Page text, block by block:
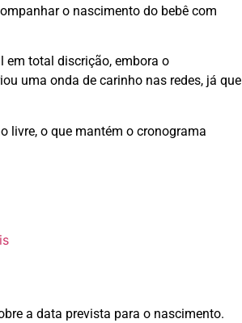
o nascimento do bebê com
em total discrição, embora o
uma onda de carinho nas redes, já que
livre, o que mantém o cronograma
a data prevista para o nascimento.